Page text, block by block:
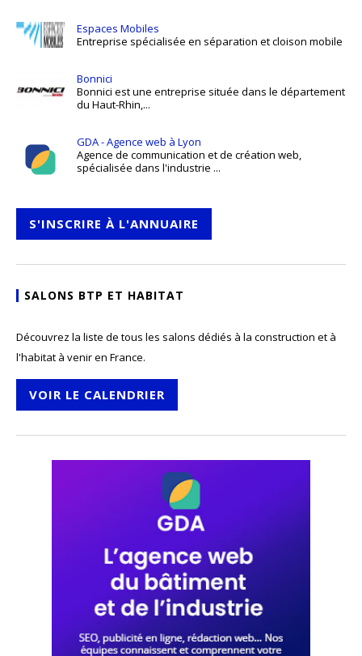
Espaces Mobiles
Entreprise spécialisée en séparation et cloison mobile
Bonnici
Bonnici est une entreprise située dans le département
du Haut-Rhin,...
GDA - Agence web à Lyon
Agence de communication et de création web,
spécialisée dans l'industrie ...
S'INSCRIRE À L'ANNUAIRE
SALONS BTP ET HABITAT
Découvrez la liste de tous les salons dédiés à la construction et à
l'habitat à venir en France.
VOIR LE CALENDRIER